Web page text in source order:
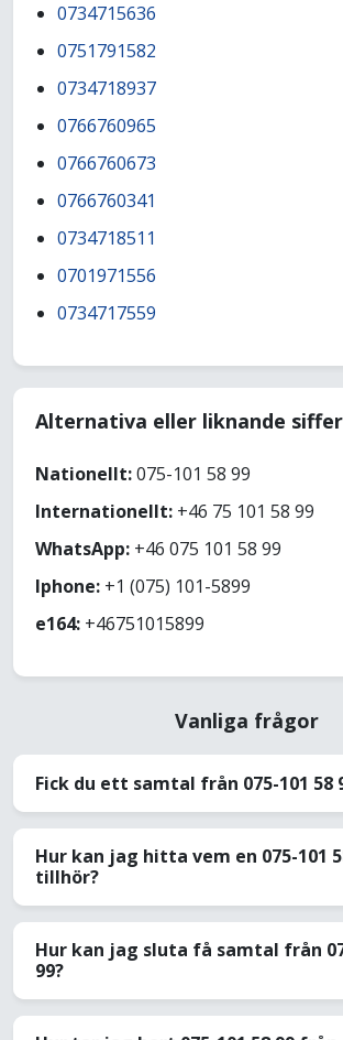
0734715636
0751791582
0734718937
0766760965
0766760673
0766760341
0734718511
0701971556
0734717559
Alternativa eller liknande
Nationellt:075-101 58 99
Internationellt: +46 75 101 58 99
WhatsApp: +46 075 101 58 99
Iphone: +1 (075) 101-5899
e164: +46751015899
Vanliga frågor
Fick du ett samtal från 075-101 58
Hur kan jag hitta vem en 075-101
tillhör?
Hur kan jag sluta få samtal från
99?